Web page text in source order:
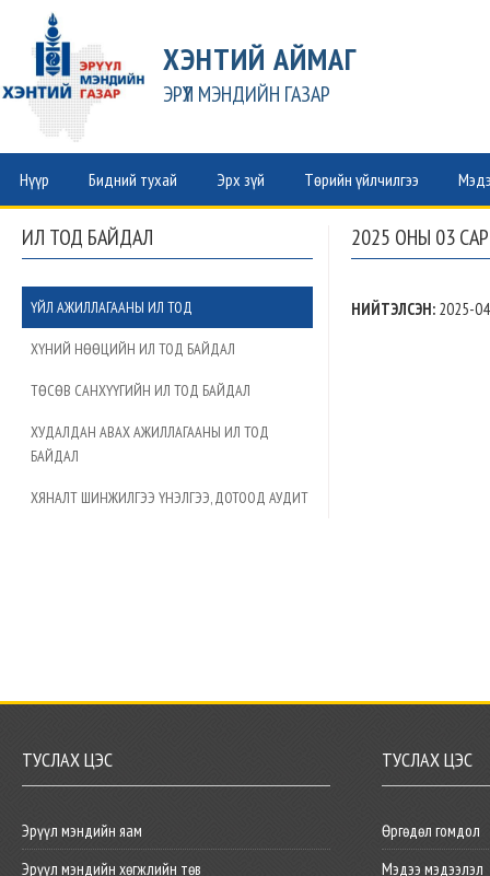
ХЭНТИЙ АЙМАГ
ЭРҮҮЛ МЭНДИЙН ГАЗАР
Нүүр Бидний тухай Эрх зүй Төрийн үйлчилгээ
ИЛ ТОД БАЙДАЛ
ҮЙЛ АЖИЛЛАГААНЫ ИЛ ТОД
ХҮНИЙ НӨӨЦИЙН ИЛ ТОД БАЙДАЛ
ТӨСӨВ САНХҮҮГИЙН ИЛ ТОД БАЙДАЛ
ХУДАЛДАН АВАХ АЖИЛЛАГААНЫ ИЛ ТОД
БАЙДАЛ
ХЯНАЛТ ШИНЖИЛГЭЭ ҮНЭЛГЭЭ, ДОТООД АУДИТ
2025 ОНЫ 03
НИЙТЭЛСЭН: 2025-
ТУСЛАХ ЦЭС
Эрүүл мэндийн яам
Эрүүл мэндийн хөгжлийн төв
ТУСЛАХ ЦЭС
Өргөдөл гомдол
Мэдээ мэдээлэл